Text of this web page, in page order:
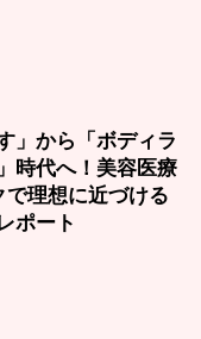
」から「ボディラ
時代へ！美容医療
で理想に近づける
ポート